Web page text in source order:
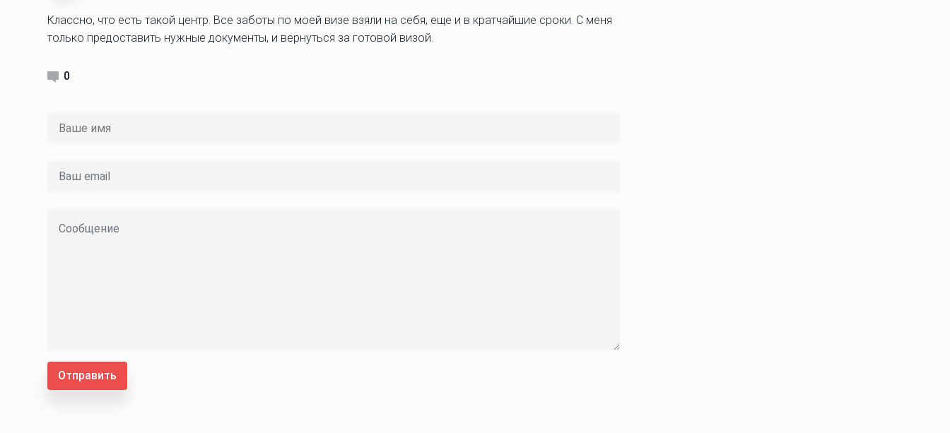
Классно, что есть такой центр. Все заботы по моей визе взяли на себя, еще и в кратчайшие сроки. С меня
только предоставить нужные документы, и вернуться за готовой визой.
0
Отправить